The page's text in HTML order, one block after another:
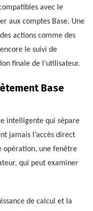
avec le
aux comptes Base. Une
actions comme des
le suivi de
finale de l’utilisateur.
Base
intelligente qui sépare
jamais l’accès direct
opération, une fenêtre
qui peut examiner
de calcul et la